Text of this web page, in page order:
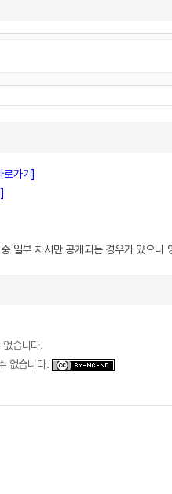
로가기]
일부 차시만 공개되는 경우가 있으니
습니다.
없습니다.